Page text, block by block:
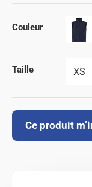
Couleur
Taille XS
Ce produit